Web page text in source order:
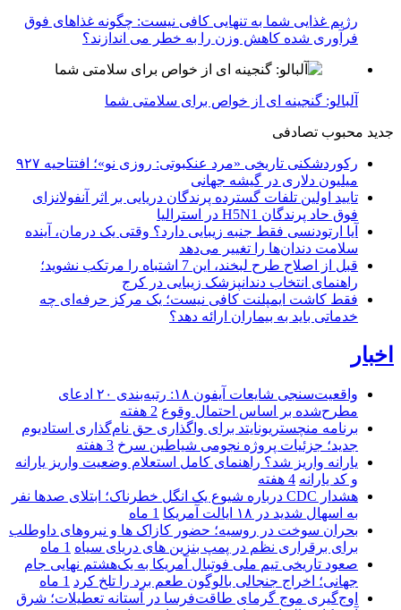
رژیم غذایی شما به تنهایی کافی نیست: چگونه غذاهای فوق
فرآوری شده کاهش وزن را به خطر می اندازند؟
آلبالو: گنجینه ای از خواص برای سلامتی شما
جدید محبوب تصادفی
رکوردشکنی تاریخی «مرد عنکبوتی: روزی نو»؛ افتتاحیه ۹۲۷
میلیون دلاری در گیشه جهانی
تایید اولین تلفات گسترده پرندگان دریایی بر اثر آنفولانزای
فوق حاد پرندگان H5N1 در استرالیا
آیا ارتودنسی فقط جنبه زیبایی دارد؟ وقتی یک درمان، آینده
سلامت دندان‌ها را تغییر می‌دهد
قبل از اصلاح طرح لبخند، این 7 اشتباه را مرتکب نشوید؛
راهنمای انتخاب دندانپزشک زیبایی در کرج
فقط کاشت ایمپلنت کافی نیست؛ یک مرکز حرفه‌ای چه
خدماتی باید به بیماران ارائه دهد؟
اخبار
واقعیت‌سنجی شایعات آیفون ۱۸: رتبه‌بندی ۲۰ ادعای
مطرح‌شده بر اساس احتمال وقوع 2 هفته
برنامه منچستریونایتد برای واگذاری حق نام‌گذاری استادیوم
جدید؛ جزئیات پروژه نجومی شیاطین سرخ 3 هفته
یارانه واریز شد؟ راهنمای کامل استعلام وضعیت واریز یارانه
و کد یارانه 4 هفته
هشدار CDC درباره شیوع یک انگل خطرناک؛ ابتلای صدها نفر
به اسهال شدید در ۱۸ ایالت آمریکا
1 ماه
بحران سوخت در روسیه؛ حضور کازاک‌ ها و نیروهای داوطلب
برای برقراری نظم در پمپ بنزین‌ های دریای سیاه 1 ماه
صعود تاریخی تیم ملی فوتبال آمریکا به یک‌هشتم نهایی جام
جهانی؛ اخراج جنجالی بالوگون طعم برد را تلخ کرد 1 ماه
اوج‌گیری موج گرمای طاقت‌فرسا در آستانه تعطیلات؛ شرق